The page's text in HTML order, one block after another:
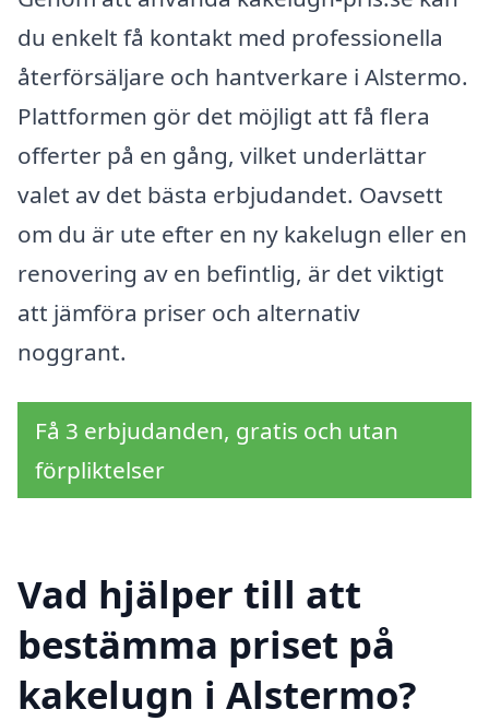
du enkelt få kontakt med professionella
återförsäljare och hantverkare i Alstermo.
Plattformen gör det möjligt att få flera
offerter på en gång, vilket underlättar
valet av det bästa erbjudandet. Oavsett
om du är ute efter en ny kakelugn eller en
renovering av en befintlig, är det viktigt
att jämföra priser och alternativ
noggrant.
Få 3 erbjudanden, gratis och utan
förpliktelser
Vad hjälper till att
bestämma priset på
kakelugn i Alstermo?